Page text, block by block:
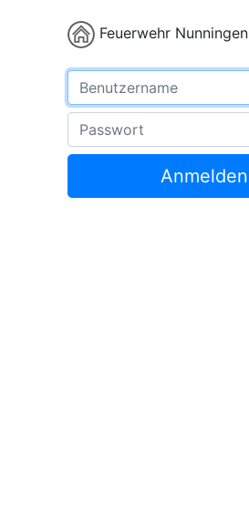
Feuerwehr Nunningen
Benutzername
Passwort
Anmelden